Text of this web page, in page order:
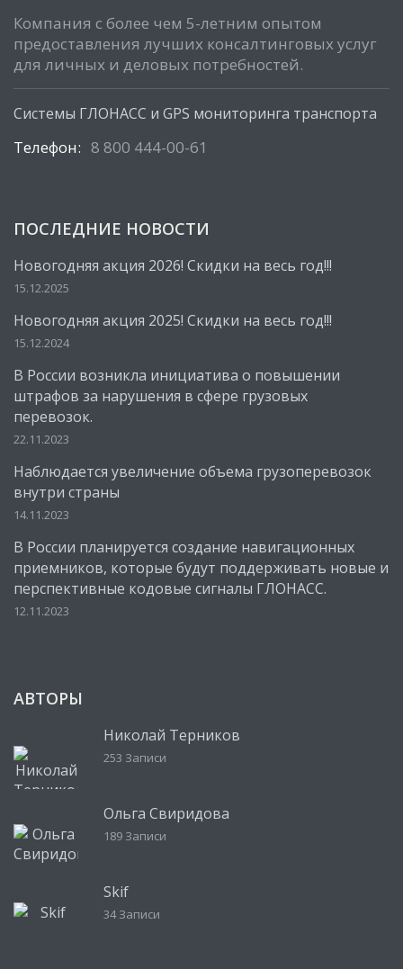
Компания с более чем 5-летним опытом
предоставления лучших консалтинговых услуг
для личных и деловых потребностей.
Системы ГЛОНАСС и GPS мониторинга транспорта
Телефон: 8 800 444-00-61
ПОСЛЕДНИЕ НОВОСТИ
Новогодняя акция 2026! Скидки на весь год!!!
15.12.2025
Новогодняя акция 2025! Скидки на весь год!!!
15.12.2024
В России возникла инициатива о повышении
штрафов за нарушения в сфере грузовых
перевозок.
22.11.2023
Наблюдается увеличение объема грузоперевозок
внутри страны
14.11.2023
В России планируется создание навигационных
приемников, которые будут поддерживать новые и
перспективные кодовые сигналы ГЛОНАСС.
12.11.2023
АВТОРЫ
Николай Терников
253 Записи
Ольга Свиридова
189 Записи
Skif
34 Записи